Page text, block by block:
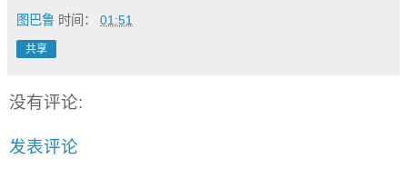
图巴鲁 时间： 01:51
共享
没有评论:
发表评论